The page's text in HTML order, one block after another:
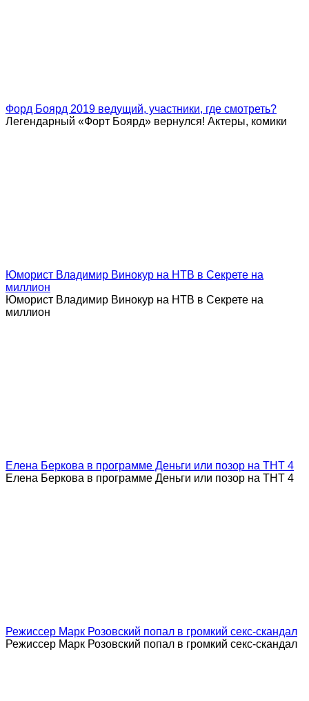
Форд Боярд 2019 ведущий, участники, где смотреть?
Легендарный «Форт Боярд» вернулся! Актеры, комики
Юморист Владимир Винокур на НТВ в Секрете на
миллион
Юморист Владимир Винокур на НТВ в Секрете на
миллион
Елена Беркова в программе Деньги или позор на ТНТ 4
Елена Беркова в программе Деньги или позор на ТНТ 4
Режиссер Марк Розовский попал в громкий секс-скандал
Режиссер Марк Розовский попал в громкий секс-скандал